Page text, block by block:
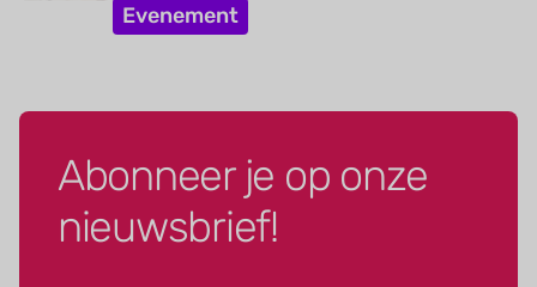
Evenement
Abonneer je op onze
nieuwsbrief!